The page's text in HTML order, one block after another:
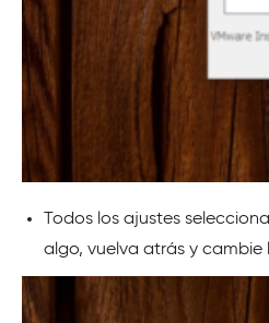
Todos los ajustes
algo, vuelva atrás y